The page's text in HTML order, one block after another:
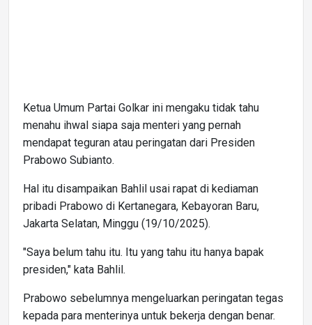
Ketua Umum Partai Golkar ini mengaku tidak tahu
menahu ihwal siapa saja menteri yang pernah
mendapat teguran atau peringatan dari Presiden
Prabowo Subianto.
Hal itu disampaikan Bahlil usai rapat di kediaman
pribadi Prabowo di Kertanegara, Kebayoran Baru,
Jakarta Selatan, Minggu (19/10/2025).
"Saya belum tahu itu. Itu yang tahu itu hanya bapak
presiden," kata Bahlil.
Prabowo sebelumnya mengeluarkan peringatan tegas
kepada para menterinya untuk bekerja dengan benar.